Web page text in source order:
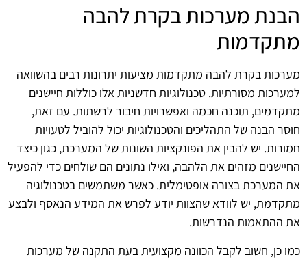
הבנת מערכות בקרת להבה
מתקדמות
מערכות בקרת להבה מתקדמות מציעות יתרונות רבים בהשוואה
למערכות מסורתיות. טכנולוגיות חדשניות אלו כוללות חיישנים
מתקדמים, תוכנה חכמה ואפשרויות חיבור לרשתות. עם זאת,
חוסר הבנה של התהליכים והטכנולוגיות יכול להוביל לטעויות
חמורות. יש להבין את הפונקציות השונות של המערכת, כגון כיצד
החיישנים מזהים את הלהבה, ואילו נתונים הם שולחים כדי להפעיל
את המערכת בצורה אופטימלית. כאשר משתמשים בטכנולוגיה
מתקדמת, יש לוודא שהצוות יודע לפרש את המידע הנאסף ולבצע
את ההתאמות הנדרשות.
כמו כן, חשוב לקבל הכוונה מקצועית בעת התקנה של מערכות